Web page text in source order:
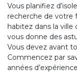
Vous planifiez
recherche de votre
habitez dans la ville
vous donne des
Vous devez avant
Commencez par
années